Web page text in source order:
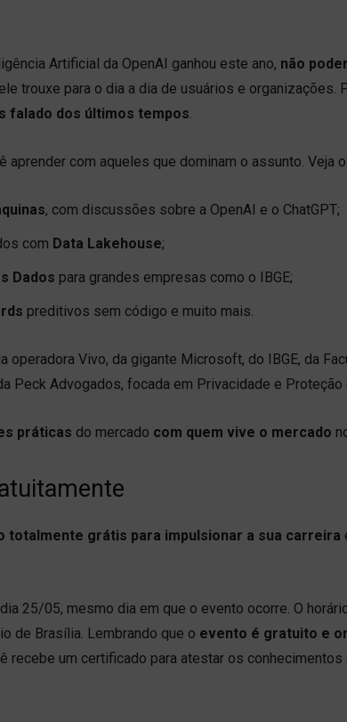
Artificial da OpenAI ganhou este ano, não
trouxe para o dia a dia de usuários e organizações.
falado dos últimos tempos
aprender com aqueles que dominam o assunto. Veja
, com discussões sobre a OpenAI e o ChatGPT;
com Data Lakehouse;
Dados para grandes empresas como o IBGE;
preditivos sem código e muito mais.
Vivo, da gigante Microsoft, do IBGE, da
Peck Advogados, focada em Privacidade e Proteção
práticas do mercado com quem vive o mercado
totalmente grátis para impulsionar a sua carreira
25/05, mesmo dia em que o evento ocorre. O
de Brasília. Lembrando que o evento é gratuito e
recebe um certificado para atestar os